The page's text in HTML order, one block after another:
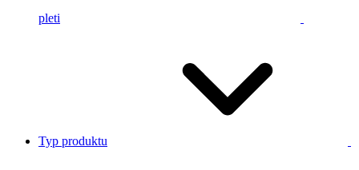
pleti
Typ produktu